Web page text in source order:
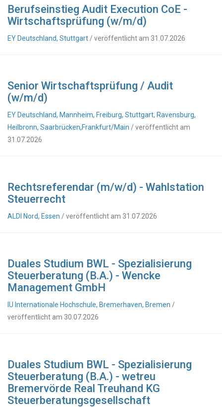
Berufseinstieg Audit Execution CoE -
Wirtschaftsprüfung (w/m/d)
EY Deutschland, Stuttgart / veröffentlicht am 31.07.2026
Senior Wirtschaftsprüfung / Audit
(w/m/d)
EY Deutschland, Mannheim, Freiburg, Stuttgart, Ravensburg,
Heilbronn, Saarbrücken,Frankfurt/Main / veröffentlicht am
31.07.2026
Rechtsreferendar (m/w/d) - Wahlstation
Steuerrecht
ALDI Nord, Essen / veröffentlicht am 31.07.2026
Duales Studium BWL - Spezialisierung
Steuerberatung (B.A.) - Wencke
Management GmbH
IU Internationale Hochschule, Bremerhaven, Bremen /
veröffentlicht am 30.07.2026
Duales Studium BWL - Spezialisierung
Steuerberatung (B.A.) - wetreu
Bremervörde Real Treuhand KG
Steuerberatungsgesellschaft